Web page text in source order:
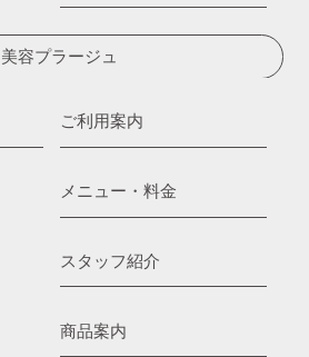
美容プラージュ
ご利用案内
メニュー・料金
スタッフ紹介
商品案内